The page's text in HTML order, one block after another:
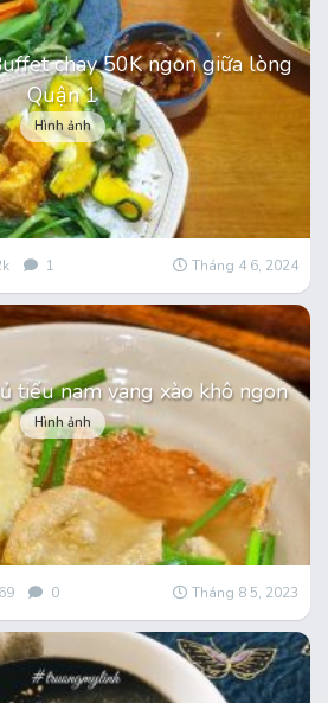
chay 50K ngon giữa lòng
Quận 1
Hình ảnh
1 Tháng 4 6, 2024
tiếu nam vang xào khô ngon
Hình ảnh
0 Tháng 8 5, 2023